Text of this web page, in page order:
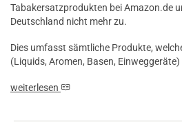
Tabakersatzprodukten bei Amazon.de
Deutschland nicht mehr zu.
Dies umfasst sämtliche Produkte,
(Liquids, Aromen, Basen, Einweggeräte)
weiterlesen